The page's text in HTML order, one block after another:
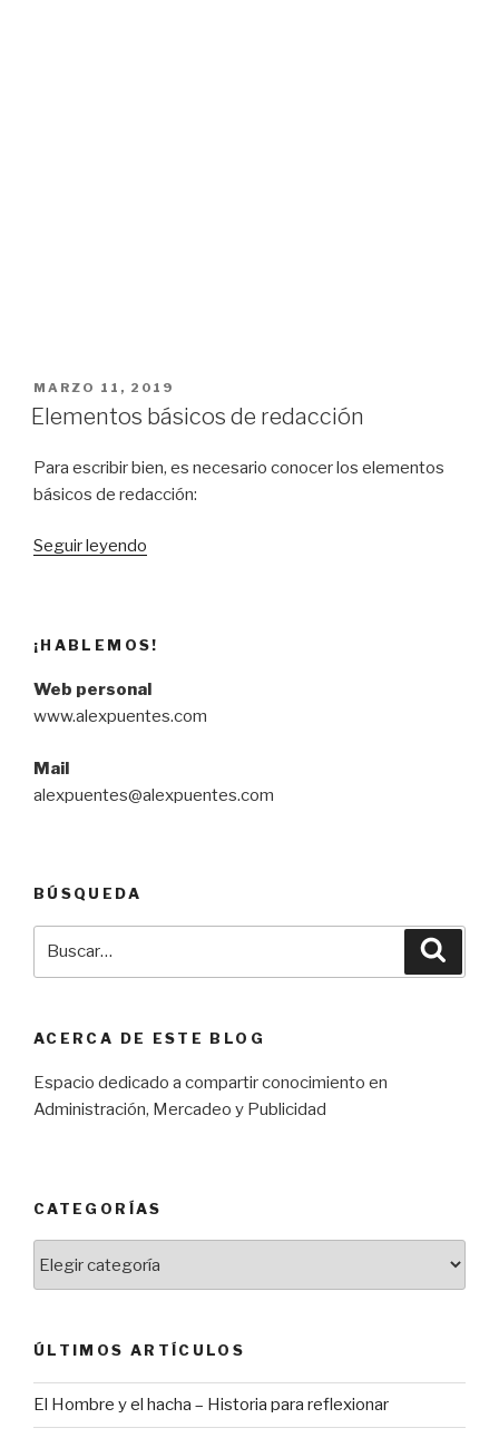
PUBLICADO
EL
MARZO 11, 2019
Elementos básicos de redacción
Para escribir bien, es necesario conocer los elementos
básicos de redacción:
Seguir leyendo
¡HABLEMOS!
Web personal
www.alexpuentes.com
Mail
alexpuentes@alexpuentes.com
BÚSQUEDA
ACERCA DE ESTE BLOG
Espacio dedicado a compartir conocimiento en
Administración, Mercadeo y Publicidad
CATEGORÍAS
ÚLTIMOS ARTÍCULOS
El Hombre y el hacha – Historia para reflexionar